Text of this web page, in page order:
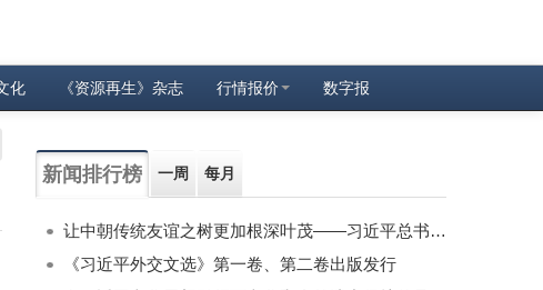
化 《资源再生》杂志 行情报价 数字报
新闻排行榜 一周 每月
让中朝传统友谊之树更加根深叶茂——习近平总书记对朝鲜进行国事访问纪实
《习近平外交文选》第一卷、第二卷出版发行